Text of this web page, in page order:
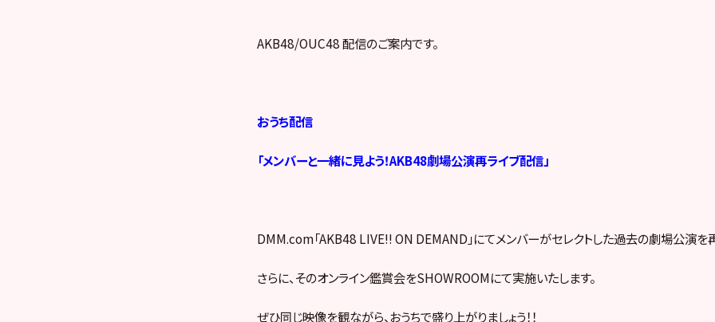
AKB48/OUC48 配信のご案内です。
おうち配信
「メンバーと一緒に見よう！AKB48劇場公演再ライブ配信」
DMM.com「AKB48 LIVE!! ON DEMAND」にてメンバーがセレクトした過去の劇場公演を再
さらに、そのオンライン鑑賞会をSHOWROOMにて実施いたします。
ぜひ同じ映像を観ながら、おうちで盛り上がりましょう！！